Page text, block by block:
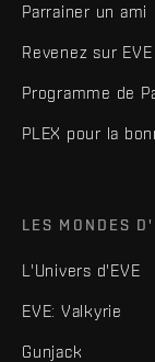
Parrainer un ami
Revenez sur EVE
Programme de
PLEX pour la
LES MONDES
L'Univers d'EVE
EVE: Valkyrie
Gunjack